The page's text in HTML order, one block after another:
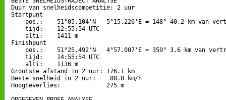
Duur van snelheidscompetitie: 2 uur
Startpunt
pos.:    51°05.104'N   5°15.226'E = 148° 40.2 km van
    tijd:    12:55:54 UTC
    alti:    1411 m
Finishpunt
pos.:    51°25.492'N   4°57.007'E = 359° 3.6 km van
    tijd:    14:55:54 UTC
    alti:    1136 m
Grootste afstand in 2 uur: 176.1 km
Beste snelheid in 2 uur:    88.0 km/h
Hoogteverlies:             275 m